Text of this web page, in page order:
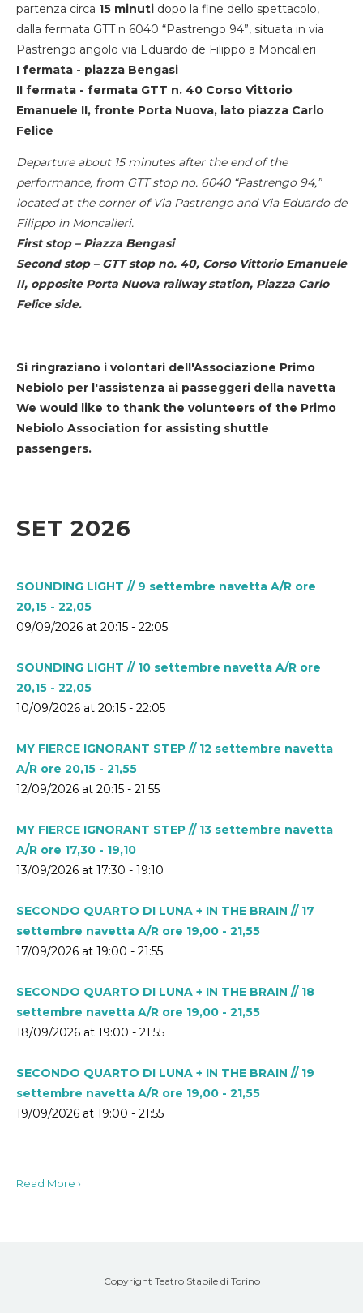
partenza circa 15 minuti dopo la fine dello spettacolo,
dalla fermata GTT n 6040 “Pastrengo 94”, situata in via
Pastrengo angolo via Eduardo de Filippo a Moncalieri
I fermata - piazza Bengasi
II fermata - fermata GTT n. 40 Corso Vittorio
Emanuele II, fronte Porta Nuova, lato piazza Carlo
Felice
Departure about 15 minutes after the end of the
performance, from GTT stop no. 6040 “Pastrengo 94,”
located at the corner of Via Pastrengo and Via Eduardo de
Filippo in Moncalieri.
First stop – Piazza Bengasi
Second stop – GTT stop no. 40, Corso Vittorio Emanuele
II, opposite Porta Nuova railway station, Piazza Carlo
Felice side.
Si ringraziano i volontari dell'Associazione Primo
Nebiolo per l'assistenza ai passeggeri della navetta
We would like to thank the volunteers of the Primo
Nebiolo Association for assisting shuttle
passengers.
SET 2026
SOUNDING LIGHT // 9 settembre navetta A/R ore
20,15 - 22,05
09/09/2026 at 20:15 - 22:05
SOUNDING LIGHT // 10 settembre navetta A/R ore
20,15 - 22,05
10/09/2026 at 20:15 - 22:05
MY FIERCE IGNORANT STEP // 12 settembre navetta
A/R ore 20,15 - 21,55
12/09/2026 at 20:15 - 21:55
MY FIERCE IGNORANT STEP // 13 settembre navetta
A/R ore 17,30 - 19,10
13/09/2026 at 17:30 - 19:10
SECONDO QUARTO DI LUNA + IN THE BRAIN // 17
settembre navetta A/R ore 19,00 - 21,55
17/09/2026 at 19:00 - 21:55
SECONDO QUARTO DI LUNA + IN THE BRAIN // 18
settembre navetta A/R ore 19,00 - 21,55
18/09/2026 at 19:00 - 21:55
SECONDO QUARTO DI LUNA + IN THE BRAIN // 19
settembre navetta A/R ore 19,00 - 21,55
19/09/2026 at 19:00 - 21:55
Read More ›
Copyright Teatro Stabile di Torino